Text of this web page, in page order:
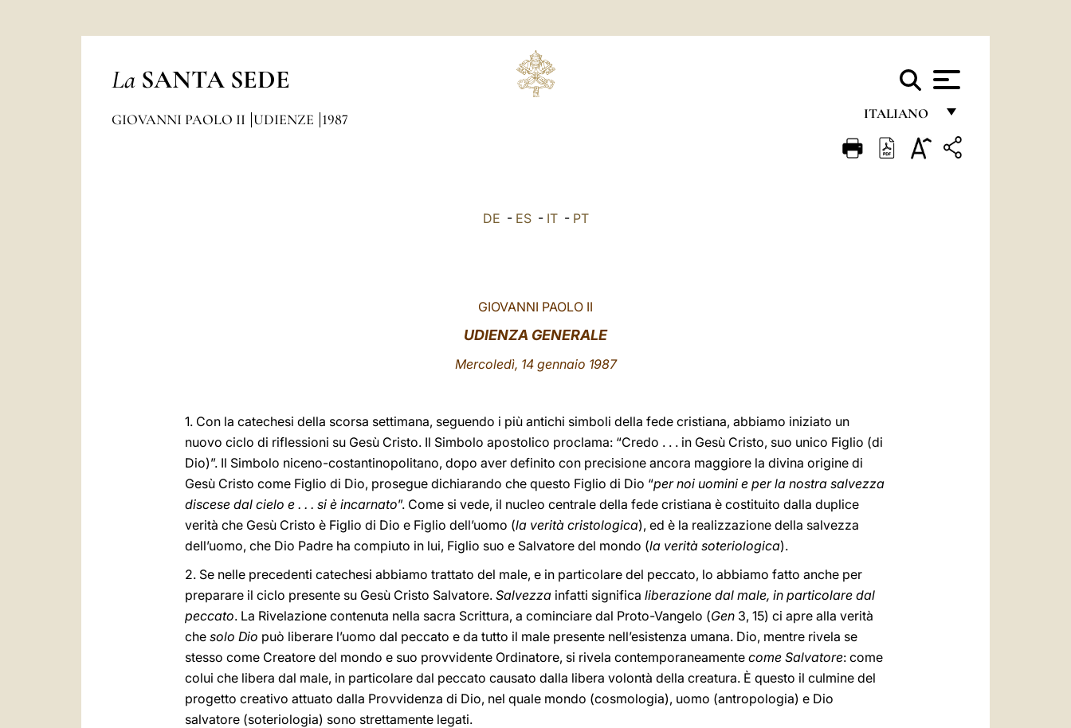
La SANTA SEDE
ITALIANO
FRANÇAIS
GIOVANNI PAOLO II UDIENZE 1987
DE - ES- IT- PT
GIOVANNI PAOLO II
UDIENZA GENERALE
Mercoledì, 14 gennaio 1987
1. Con la catechesi della scorsa settimana, seguendo i più antichi simboli della fede cristiana, abbiamo iniziato un
nuovo ciclo di riflessioni su Gesù Cristo. Il Simbolo apostolico proclama: “Credo . . . in Gesù Cristo, suo unico Figlio (di
Dio)”. Il Simbolo niceno-costantinopolitano, dopo aver definito con precisione ancora maggiore la divina origine di
Gesù Cristo come Figlio di Dio, prosegue dichiarando che questo Figlio di Dio “per noi uomini e per la nostra salvezza
discese dal cielo e . . . si è incarnato”. Come si vede, il nucleo centrale della fede cristiana è costituito dalla duplice
verità che Gesù Cristo è Figlio di Dio e Figlio dell’uomo (la verità cristologica), ed è la realizzazione della salvezza
dell’uomo, che Dio Padre ha compiuto in lui, Figlio suo e Salvatore del mondo (la verità soteriologica).
2. Se nelle precedenti catechesi abbiamo trattato del male, e in particolare del peccato, lo abbiamo fatto anche per
preparare il ciclo presente su Gesù Cristo Salvatore. Salvezza infatti significa liberazione dal male, in particolare dal
peccato. La Rivelazione contenuta nella sacra Scrittura, a cominciare dal Proto-Vangelo (Gen 3, 15) ci apre alla verità
che solo Dio può liberare l’uomo dal peccato e da tutto il male presente nell’esistenza umana. Dio, mentre rivela se
stesso come Creatore del mondo e suo provvidente Ordinatore, si rivela contemporaneamente come Salvatore: come
colui che libera dal male, in particolare dal peccato causato dalla libera volontà della creatura. È questo il culmine del
progetto creativo attuato dalla Provvidenza di Dio, nel quale mondo (cosmologia), uomo (antropologia) e Dio
salvatore (soteriologia) sono strettamente legati.